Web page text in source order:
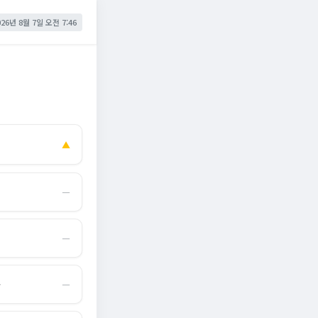
년 8월 7일 오전 7:46
▲
―
―
―